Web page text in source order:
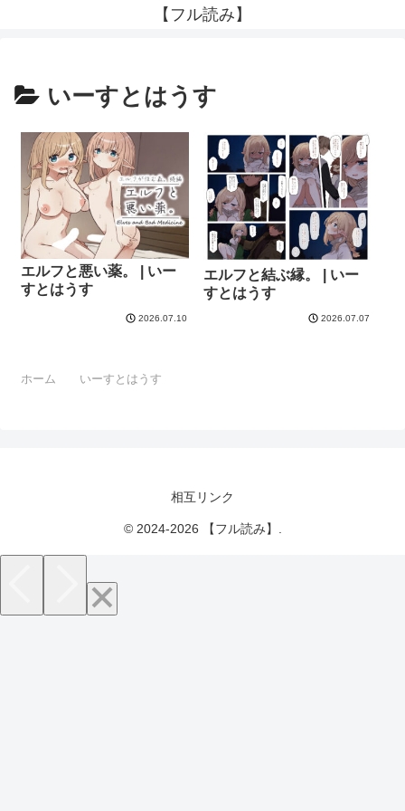
【フル読み】
いーすとはうす
エルフと悪い薬。 | いー
すとはうす
2026.07.10
エルフと結ぶ縁。 | いー
すとはうす
2026.07.07
ホーム いーすとはうす
相互リンク
© 2024-2026 【フル読み】.